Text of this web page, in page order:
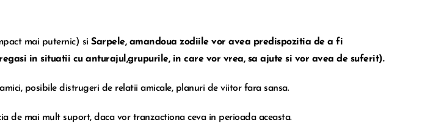
mai puternic) si Sarpele, amandoua zodiile vor avea predispozitia de a fi
in situatii cu anturajul,grupurile, in care vor vrea, sa ajute si vor avea de suferit).
posibile distrugeri de relatii amicale, planuri de viitor fara sansa.
de mai mult suport, daca vor tranzactiona ceva in perioada aceasta.